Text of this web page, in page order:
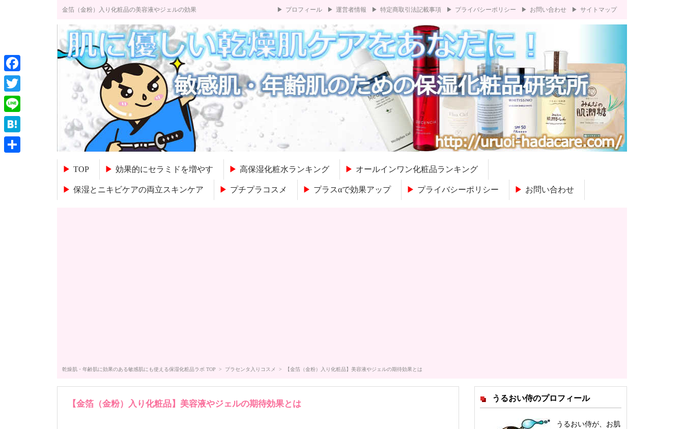
金箔（金粉）入り化粧品の美容液やジェルの効果 プロフィール 運営者情報 特定商取引法記載事項 プライバシーポリシー お問い合わせ サイトマップ
TOP 効果的にセラミドを増やす 高保湿化粧水ランキング オールインワン化粧品ランキング
保湿とニキビケアの両立スキンケア プチプラコスメ プラスαで効果アップ プライバシーポリシー お問い合わせ
乾燥肌・年齢肌に効果のある敏感肌にも使える保湿化粧品ラボ TOP > プラセンタ入りコスメ > 【金箔（金粉）入り化粧品】美容液やジェルの期待効果とは
【金箔（金粉）入り化粧品】美容液やジェルの期待効果とは
うるおい侍のプロフィール
うるおい侍が、お肌
Facebook
Twitter
Line
Hatena